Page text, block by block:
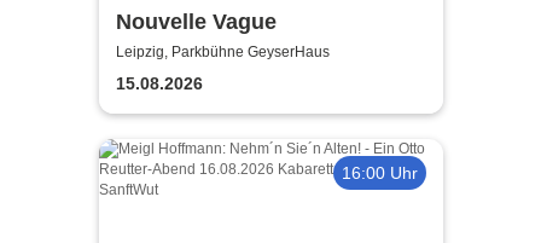
Nouvelle Vague
Leipzig, Parkbühne GeyserHaus
15.08.2026
16:00 Uhr